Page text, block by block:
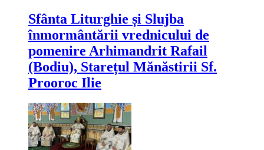
Sfânta Liturghie și Slujba
înmormântării vrednicului de
pomenire Arhimandrit Rafail
(Bodiu), Starețul Mănăstirii Sf.
Prooroc Ilie